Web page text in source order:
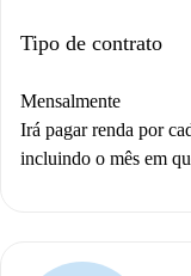
Tipo de contrato
Mensalmente
Irá pagar renda por
incluindo o mês em